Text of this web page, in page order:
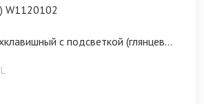
с подсветкой (глянцев...